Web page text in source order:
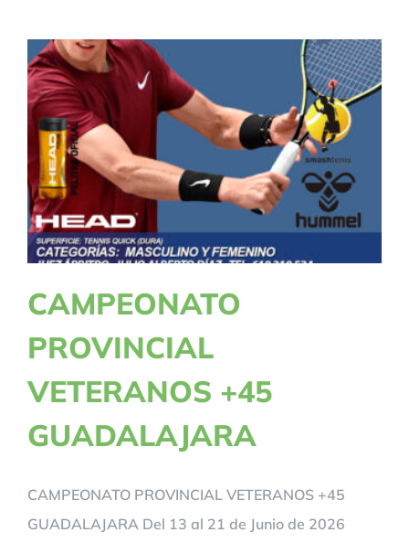
CAMPEONATO
PROVINCIAL
VETERANOS +45
GUADALAJARA
CAMPEONATO PROVINCIAL VETERANOS +45
GUADALAJARA Del 13 al 21 de Junio de 2026